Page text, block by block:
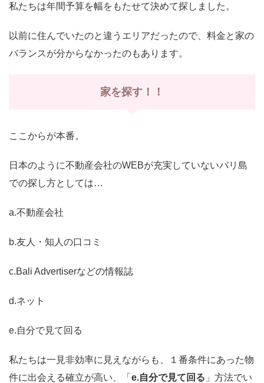
私たちは年間予算を幅をもたせて決めて探しました。
以前に住んでいたのと違うエリアだったので、料金と家の
バランスが分からなかったのもあります。
家を探す！！
ここからが本番。
日本のように不動産会社のWEBが充実していないバリ島
での探し方としては…
a.不動産会社
b.友人・知人の口コミ
c.Bali Advertiserなどの情報誌
d.ネット
e.自分で見て回る
私たちは一見非効率に見えながらも、１番条件にあった物
件に出会える確立が高い、「 e.自分で見て回る 」方法でい